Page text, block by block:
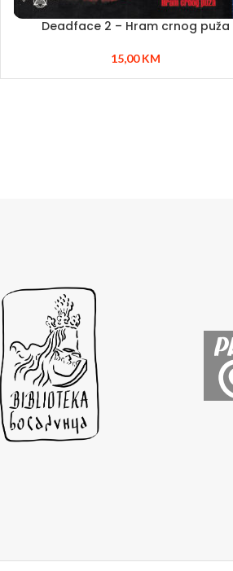
Deadface 2 – Hram crnog puža
15,00KM